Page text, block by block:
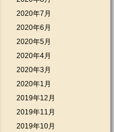
2020年7月
2020年6月
2020年5月
2020年4月
2020年3月
2020年1月
2019年12月
2019年11月
2019年10月